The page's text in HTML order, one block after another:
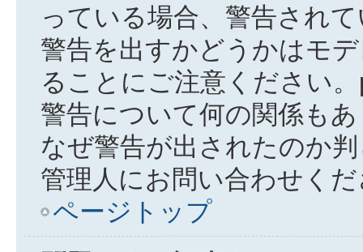
っている場合、警告され
警告を出すかどうかはモ
ることにご注意ください
警告について何の関係も
なぜ警告が出されたのか
管理人にお問い合わせく
ページトップ